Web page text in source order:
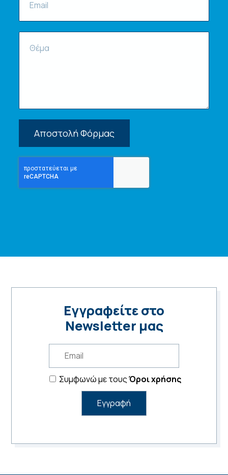
Αποστολή Φόρμας
Εγγραφείτε στο
Newsletter μας
Συμφωνώ με τουςΌροι χρήσης